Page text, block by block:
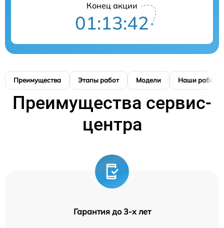
Конец акции
01:13:41
Преимущества Этапы работ Модели Наши работы
Преимущества сервис-
центра
Гарантия до 3-х лет